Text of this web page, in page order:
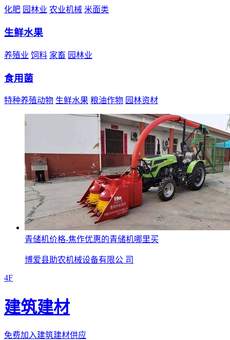
化肥 园林业 农业机械 米面类
生鲜水果
养殖业 饲料 家畜 园林业
食用菌
特种养殖动物 生鲜水果 粮油作物 园林资材
青储机价格-焦作优惠的青储机哪里买
博爱县助农机械设备有限公 司
4F
建筑建材
免费加入建筑建材供应